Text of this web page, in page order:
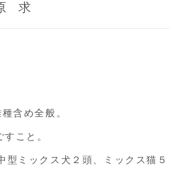
求
含め全般。
こと。
型ミックス犬２頭、ミックス猫５